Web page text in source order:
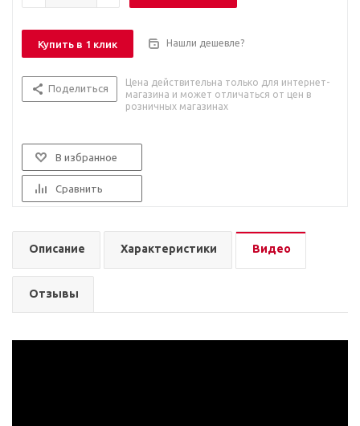
Купить в 1 клик Нашли дешевле?
Поделиться
Цена действительна только для интернет-
магазина и может отличаться от цен в
розничных магазинах
В избранное
Сравнить
Описание Характеристики Видео
Отзывы